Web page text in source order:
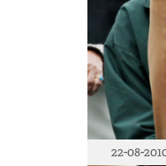
22-08-